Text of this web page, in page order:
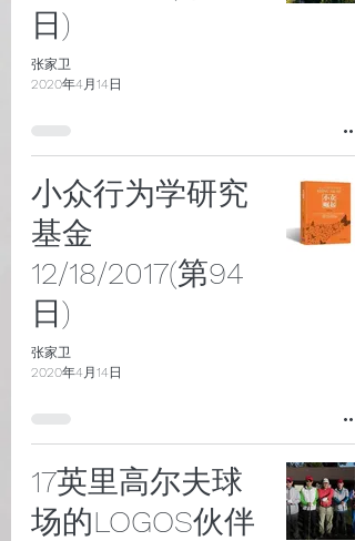
日)
张家卫
2020年4月14日
小众行为学研究
基金
12/18/2017(第94
日)
张家卫
2020年4月14日
17英里高尔夫球
场的LOGOS伙伴